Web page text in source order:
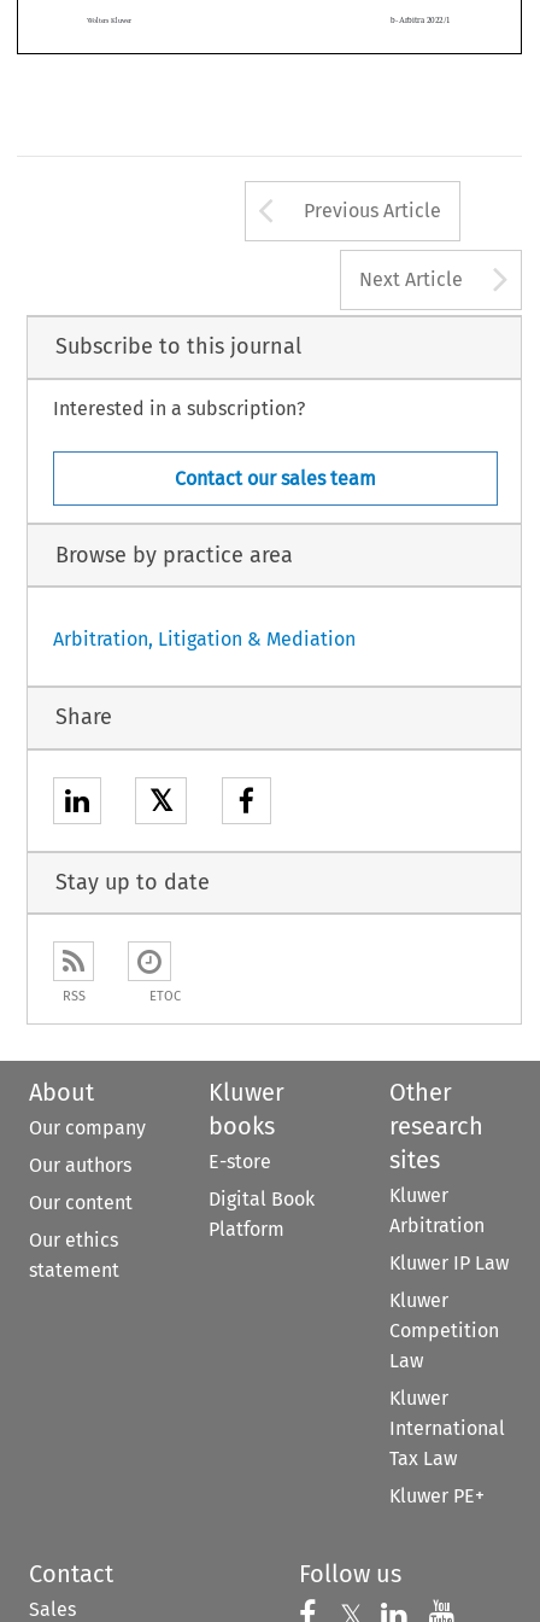
 
Arrow button
Previous Article
Next Article
Subscribe to this journal
Interested in a subscription?
Contact our sales team
Browse by practice area
Arbitration, Litigation & Mediation
Share
𝕏
Stay up to date
RSS ETOC
About
Our company
Our authors
Our content
Our ethics
statement
Kluwer
books
E-store
Digital Book
Platform
Other
research
sites
Kluwer
Arbitration
Kluwer IP Law
Kluwer
Competition
Law
Kluwer
International
Tax Law
Kluwer PE+
Contact
Sales
Follow us
Follow us on
Follow us on
Follow us